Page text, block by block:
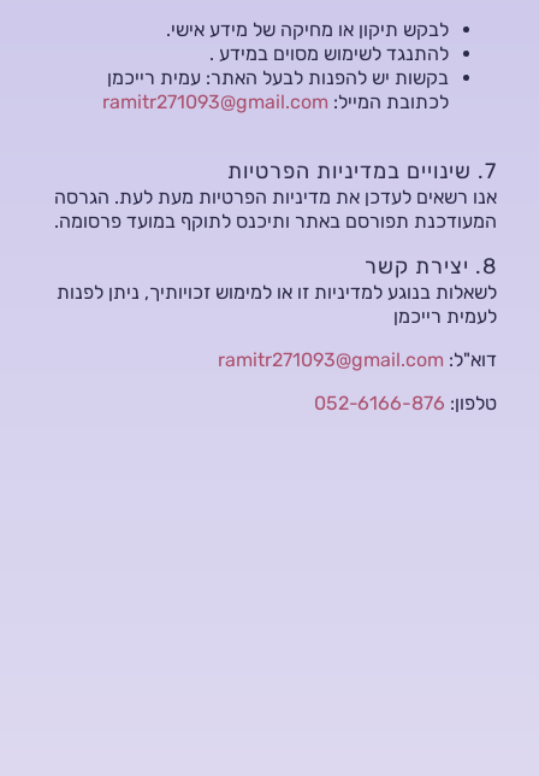
לבקש תיקון או מחיקה של מידע אישי.
להתנגד לשימוש מסוים במידע .
בקשות יש להפנות לבעל האתר: עמית רייכמן
לכתובת המייל: ramitr271093@gmail.com
7. שינויים במדיניות הפרטיות
אנו רשאים לעדכן את מדיניות הפרטיות מעת לעת. הגרסה
המעודכנת תפורסם באתר ותיכנס לתוקף במועד פרסומה.
8. יצירת קשר
לשאלות בנוגע למדיניות זו או למימוש זכויותיך, ניתן לפנות
לעמית רייכמן
דוא"ל: ramitr271093@gmail.com
טלפון: 052-6166-876